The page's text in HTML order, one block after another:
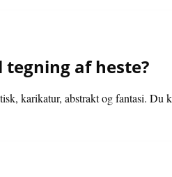
af heste?
karikatur, abstrakt og fantasi. Du